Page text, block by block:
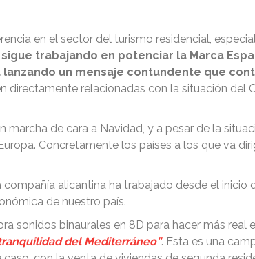
en el sector del turismo residencial,
sigue trabajando en potenciar la Marca
un mensaje contundente que
directamente relacionadas con la situación del
de cara a Navidad, y a pesar de la
Concretamente los países a los que va
alicantina ha trabajado desde el inicio
de nuestro país.
sonidos binaurales en 8D para hacer más real
del Mediterráneo”. Esta es una